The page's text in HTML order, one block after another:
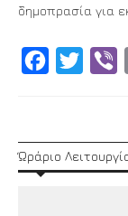
δημοπρασία για
Facebook
Twitter
Ώράριο